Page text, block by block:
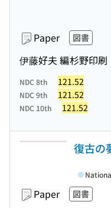
Paper 図書
伊藤好夫 編杉野印刷
NDC 8th 121.52
NDC 9th 121.52
NDC 10th 121.52
復古の
Paper 図書